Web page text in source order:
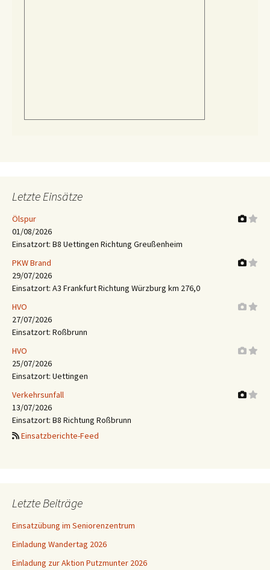
Letzte Einsätze
Ölspur
01/08/2026
Einsatzort: B8 Uettingen Richtung Greußenheim
PKW Brand
29/07/2026
Einsatzort: A3 Frankfurt Richtung Würzburg km 276,0
HVO
27/07/2026
Einsatzort: Roßbrunn
HVO
25/07/2026
Einsatzort: Uettingen
Verkehrsunfall
13/07/2026
Einsatzort: B8 Richtung Roßbrunn
Einsatzberichte-Feed
Letzte Beiträge
Einsatzübung im Seniorenzentrum
Einladung Wandertag 2026
Einladung zur Aktion Putzmunter 2026